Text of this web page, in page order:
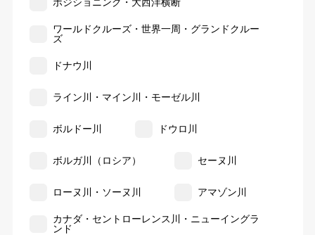
ワールドクルーズ・世界一周・グランドクルー
ズ
ドナウ川
ライン川・マイン川・モーゼル川
ボルドー川 ドウロ川
ボルガ川（ロシア） セーヌ川
ローヌ川・ソーヌ川 アマゾン川
カナダ・セントローレンス川・ニューイングラ
ンド